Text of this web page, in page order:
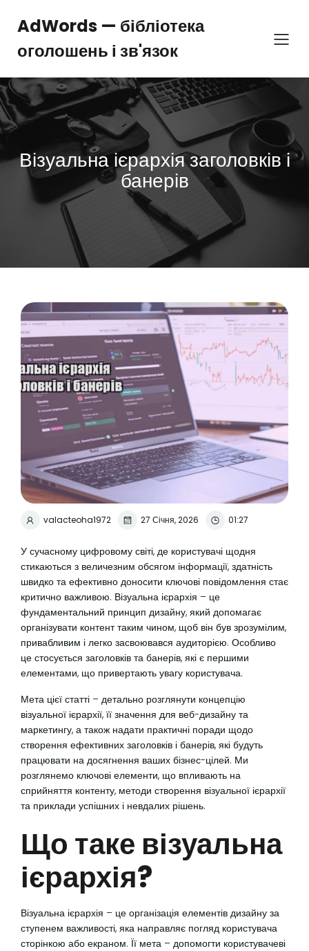
вмістуAdWords — бібліотека
оголошень і зв'язок
Візуальна ієрархія заголовків і
банерів
valacteoha1972 27 Січня, 2026 01:27
У сучасному цифровому світі, де користувачі щодня
стикаються з величезним обсягом інформації, здатність
швидко та ефективно доносити ключові повідомлення стає
критично важливою. Візуальна ієрархія – це
фундаментальний принцип дизайну, який допомагає
організувати контент таким чином, щоб він був зрозумілим,
привабливим і легко засвоювався аудиторією. Особливо
це стосується заголовків та банерів, які є першими
елементами, що привертають увагу користувача.
Мета цієї статті – детально розглянути концепцію
візуальної ієрархії, її значення для веб-дизайну та
маркетингу, а також надати практичні поради щодо
створення ефективних заголовків і банерів, які будуть
працювати на досягнення ваших бізнес-цілей. Ми
розглянемо ключові елементи, що впливають на
сприйняття контенту, методи створення візуальної ієрархії
та приклади успішних і невдалих рішень.
Що таке візуальна
ієрархія?
Візуальна ієрархія – це організація елементів дизайну за
ступенем важливості, яка направляє погляд користувача
сторінкою або екраном. Її мета – допомогти користувачеві